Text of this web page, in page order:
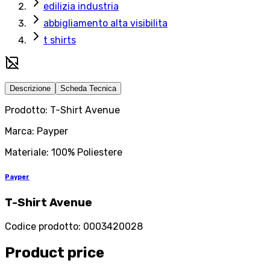
edilizia industria
abbigliamento alta visibilita
t shirts
Descrizione Scheda Tecnica
Prodotto: T-Shirt Avenue
Marca: Payper
Materiale: 100% Poliestere
Payper
T-Shirt Avenue
Codice prodotto: 0003420028
Product price